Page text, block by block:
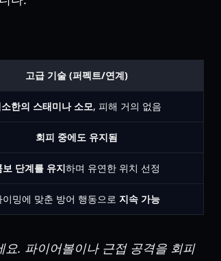
고급 기술 (퍼펙트/연계)
한의 스태미나 소모, 피해 거의 없음
회피 중에도 유지됨
보 단계를 유지하며 유연한 위치 선정
이밍에 맞춘 방어 행동으로 지속 가능
. 파이어볼이나 근접 공격을 회피